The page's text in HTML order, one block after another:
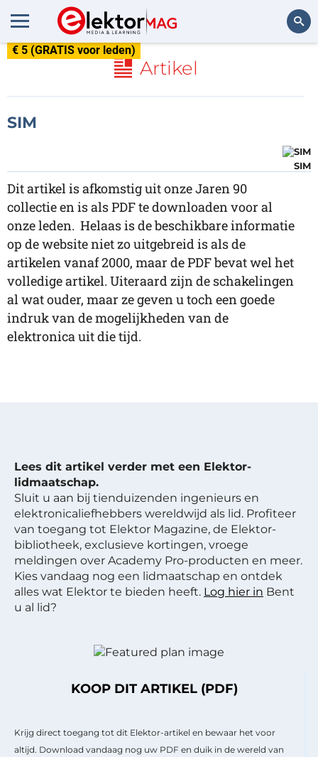
€ 5 (GRATIS voor leden)
Artikel
SIM
SIM
Dit artikel is afkomstig uit onze Jaren 90
collectie en is als PDF te downloaden voor al
onze leden. Helaas is de beschikbare informatie
op de website niet zo uitgebreid is als de
artikelen vanaf 2000, maar de PDF bevat wel het
volledige artikel. Uiteraard zijn de schakelingen
al wat ouder, maar ze geven u toch een goede
indruk van de mogelijkheden van de
elektronica uit die tijd.
Lees dit artikel verder met een Elektor-
lidmaatschap.
Sluit u aan bij tienduizenden ingenieurs en
elektronicaliefhebbers wereldwijd als lid. Profiteer
van toegang tot Elektor Magazine, de Elektor-
bibliotheek, exclusieve kortingen, vroege
meldingen over Academy Pro-producten en meer.
Kies vandaag nog een lidmaatschap en ontdek
alles wat Elektor te bieden heeft. Log hier in Bent
u al lid?
KOOP DIT ARTIKEL (PDF)
Krijg direct toegang tot dit Elektor-artikel en bewaar het voor
altijd. Download vandaag nog uw PDF en duik in de wereld van